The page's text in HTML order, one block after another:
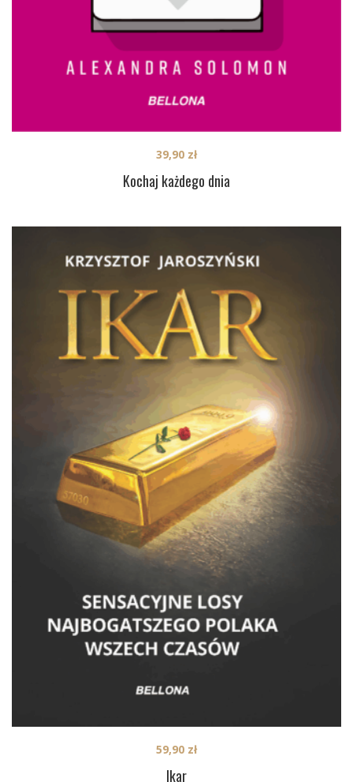
Kochaj każdego dnia
39,90 zł
Ikar
59,90 zł